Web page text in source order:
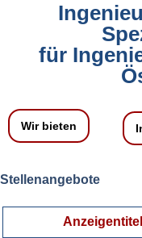
für
Wir bieten
Stellenangebote
Anzeigentitel